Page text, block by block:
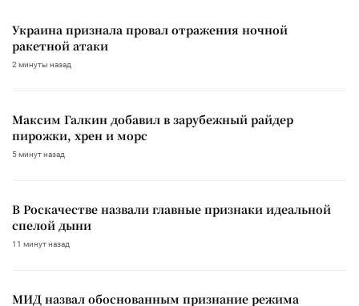
Украина признала провал отражения ночной
ракетной атаки
2 минуты назад
Максим Галкин добавил в зарубежный райдер
пирожки, хрен и морс
5 минут назад
В Роскачестве назвали главные признаки идеальной
спелой дыни
11 минут назад
МИД назвал обоснованным признание режима